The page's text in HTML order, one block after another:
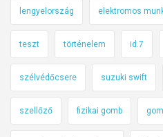
lengyelország elektromos
teszt történelem id.7
szélvédőcsere suzuki swift
szellőző fizikai gomb